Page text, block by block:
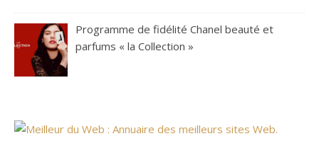
Programme de fidélité Chanel beauté et
parfums « la Collection »